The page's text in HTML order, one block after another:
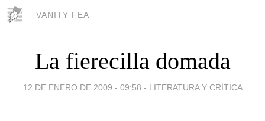
VANITY FEA
La fierecilla domada
12 DE ENERO DE 2009 - 09:58 - LITERATURA Y CRÍTICA